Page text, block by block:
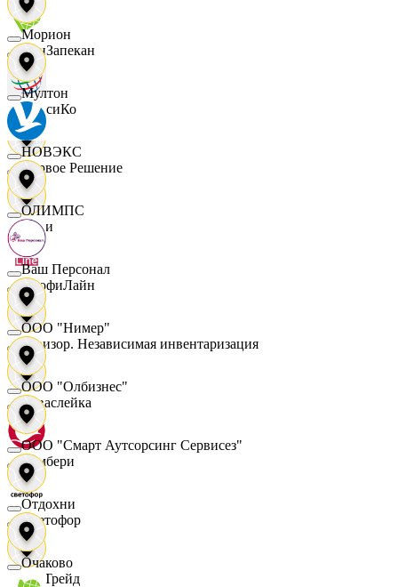
ПанЗапекан
ПепсиКо
Первое Решение
Пери
ПрофиЛайн
Ревизор. Независимая инвентаризация
Саваслейка
Самбери
Светофор
СетТрейд
Морион
Мултон
НОВЭКС
ОЛИМПС
Ваш Персонал
ООО "Нимер"
ООО "Олбизнес"
ООО "Смарт Аутсорсинг Сервисез"
Отдохни
Очаково